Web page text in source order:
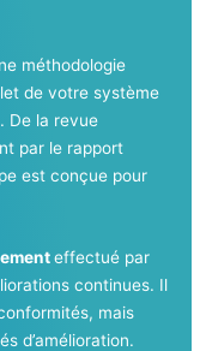
méthodologie
de votre système
De la revue
par le rapport
est conçue pour
effectué par
continues. Il
mais
d’amélioration.